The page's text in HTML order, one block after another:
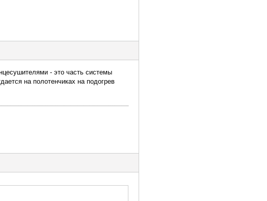
- это часть системы
на полотенчиках на подогрев